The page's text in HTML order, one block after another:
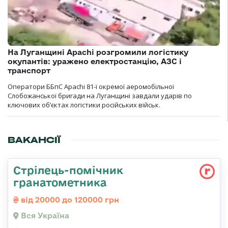
На Луганщині Apachi розгромили логістику
окупантів: уражено електростанцію, АЗС і
транспорт
Оператори ББпС Apachi 81-ї окремої аеромобільної
Слобожанської бригади на Луганщині завдали ударів по
ключових об’єктах логістики російських військ.
ВАКАНСІЇ
Стрілець-помічник
гранатометника
від 20000 до 120000 грн
Вся Україна